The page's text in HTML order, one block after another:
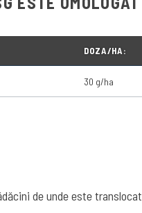
DOZA/HA:
30 g/ha
de unde este